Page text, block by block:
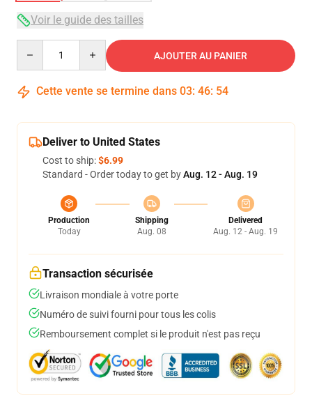
Voir le guide des tailles
AJOUTER AU PANIER
Cette vente se termine dans 03: 46: 54
Deliver to United States
Cost to ship:$6.99
Standard - Order today to get byAug. 12 - Aug. 19
Production
Today
Shipping
Aug. 08
Delivered
Aug. 12 - Aug. 19
Transaction sécurisée
Livraison mondiale à votre porte
Numéro de suivi fourni pour tous les colis
Remboursement complet si le produit n'est pas reçu